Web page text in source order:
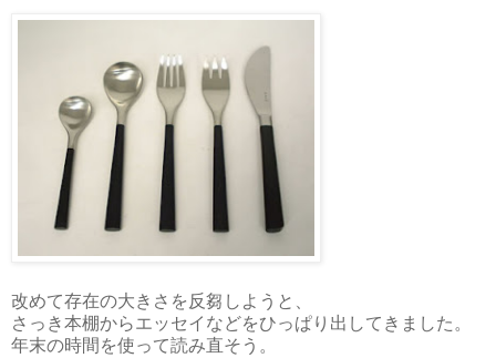
改めて存在の大きさを反芻しようと、
さっき本棚からエッセイなどをひっぱり出してきました。
年末の時間を使って読み直そう。